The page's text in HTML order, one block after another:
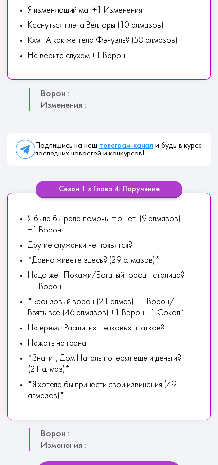
Я изменяющий маг +1 Изменения
Коснуться плеча Веллоры (10 алмазов)
Кхм.. А как же тело Фэнуэль? (50 алмазов)
Не верьте слухам +1 Ворон
Ворон :
Изменения :
Подпишись на наш телеграм-канал и будь в курсе
последних новостей и конкурсов!
Сезон 1 х Глава 4: Поручение
Я была бы рада помочь. Но нет. (9 алмазов)
+1 Ворон
Другие служанки не появятся?
*Давно живете здесь? (29 алмазов)*
Надо же.. Покажи/Богатый город - столица?
+1 Ворон
*Бронзовый ворон (21 алмаз) +1 Ворон/
Взять все (46 алмазов) +1 Ворон +1 Сокол*
На время: Расшитых шелковых платков?
Нажать на гранат
*Значит, Дом Наталь потерял еще и деньги?
(21 алмаз)*
*Я хотела бы принести свои извинения (49
алмазов)*
Ворон :
Изменения :